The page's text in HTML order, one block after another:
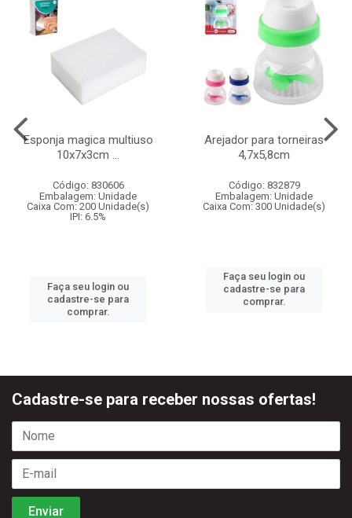
Esponja magica multiuso
10x7x3cm ...
Código: 830606
Embalagem: Unidade
Caixa Com: 200 Unidade(s)
IPI: 6.5%
Faça seu login ou
cadastre-se para
comprar.
Arejador para torneiras
4,7x5,8cm
Código: 832879
Embalagem: Unidade
Caixa Com: 300 Unidade(s)
Faça seu login ou
cadastre-se para
comprar.
Cadastre-se para receber nossas ofertas!